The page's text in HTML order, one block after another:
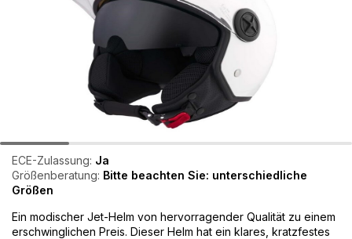
ECE-Zulassung: Ja
Größenberatung: Bitte beachten Sie: unterschiedliche
Größen
Ein modischer Jet-Helm von hervorragender Qualität zu einem
erschwinglichen Preis. Dieser Helm hat ein klares, kratzfestes